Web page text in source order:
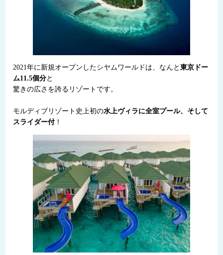
2021年に新規オープンしたシヤムワールドは、なんと東京ドー
ム11.5個分と
驚きの広さを誇るリゾートです。
モルディブリゾート史上初の水上ヴィラに全室プール、そして
スライダー付！